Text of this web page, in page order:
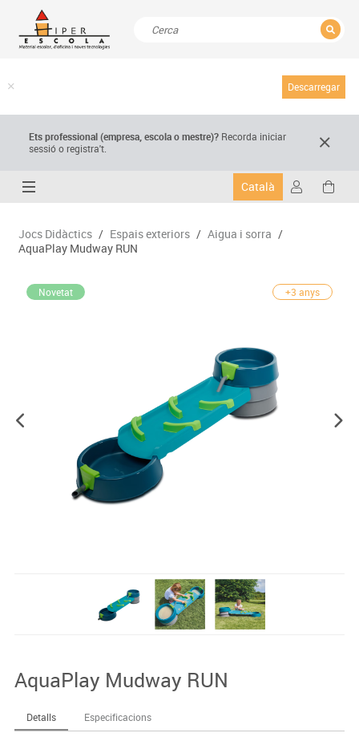
Descarregar
Ets professional (empresa,escola o mestre)? Recorda iniciar
sessió o registra't.
Català
Jocs Didàctics / Espais exteriors / Aigua i sorra /
AquaPlay Mudway RUN
Novetat +3 anys
AquaPlay Mudway RUN
Detalls Especificacions